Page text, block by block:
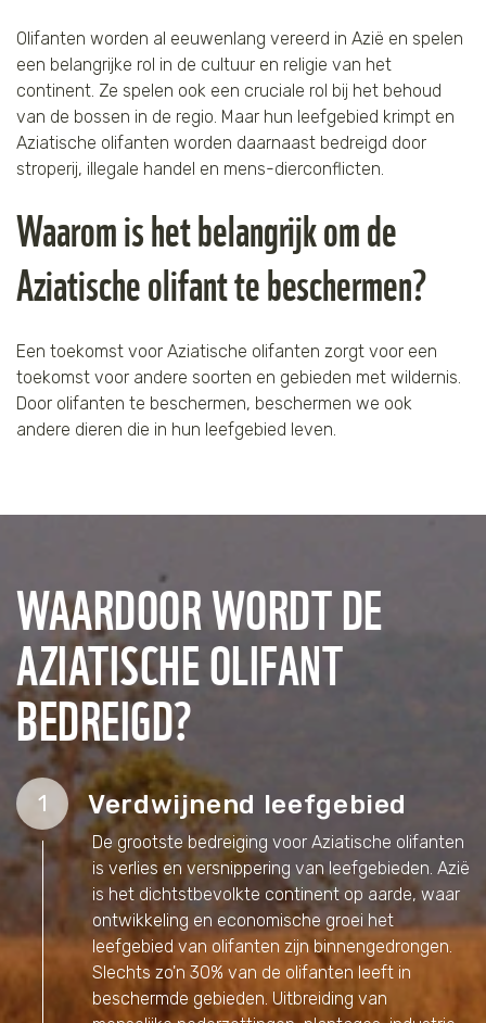
Olifanten worden al eeuwenlang vereerd in Azië en spelen
een belangrijke rol in de cultuur en religie van het
continent. Ze spelen ook een cruciale rol bij het behoud
van de bossen in de regio. Maar hun leefgebied krimpt en
Aziatische olifanten worden daarnaast bedreigd door
stroperij, illegale handel en mens-dierconflicten.
Waarom is het belangrijk om de
Aziatische olifant te beschermen?
Een toekomst voor Aziatische olifanten zorgt voor een
toekomst voor andere soorten en gebieden met wildernis.
Door olifanten te beschermen, beschermen we ook
andere dieren die in hun leefgebied leven.
WAARDOOR WORDT DE
AZIATISCHE OLIFANT
BEDREIGD?
1 Verdwijnend leefgebied
De grootste bedreiging voor Aziatische olifanten
is verlies en versnippering van leefgebieden. Azië
is het dichtstbevolkte continent op aarde, waar
ontwikkeling en economische groei het
leefgebied van olifanten zijn binnengedrongen.
Slechts zo'n 30% van de olifanten leeft in
beschermde gebieden. Uitbreiding van